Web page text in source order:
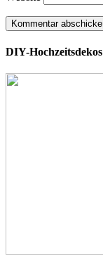
DIY-Hochzeitsdekos